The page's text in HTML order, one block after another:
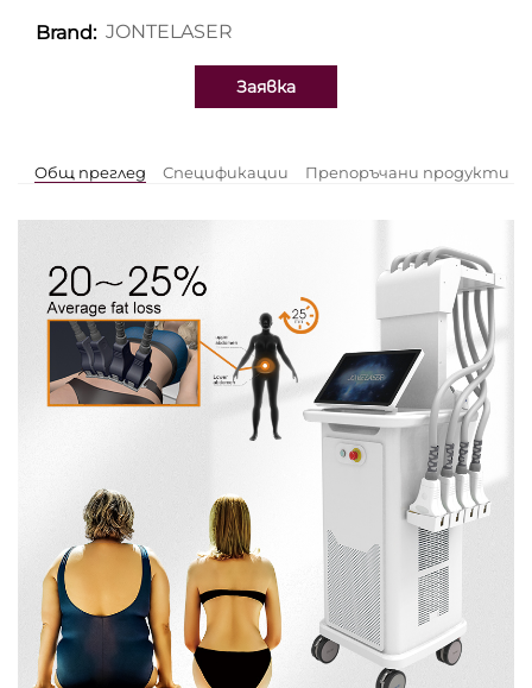
Brand: JONTELASER
Заявка
Общ преглед Спецификации Препоръчани продукти